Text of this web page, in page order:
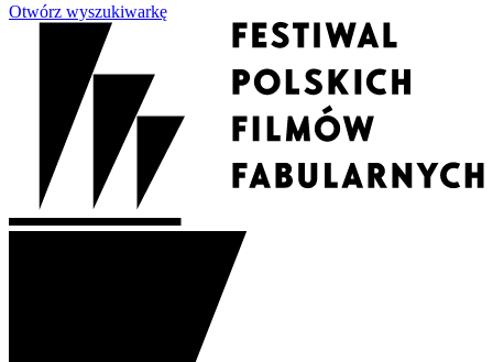
Otwórz wyszukiwarkę